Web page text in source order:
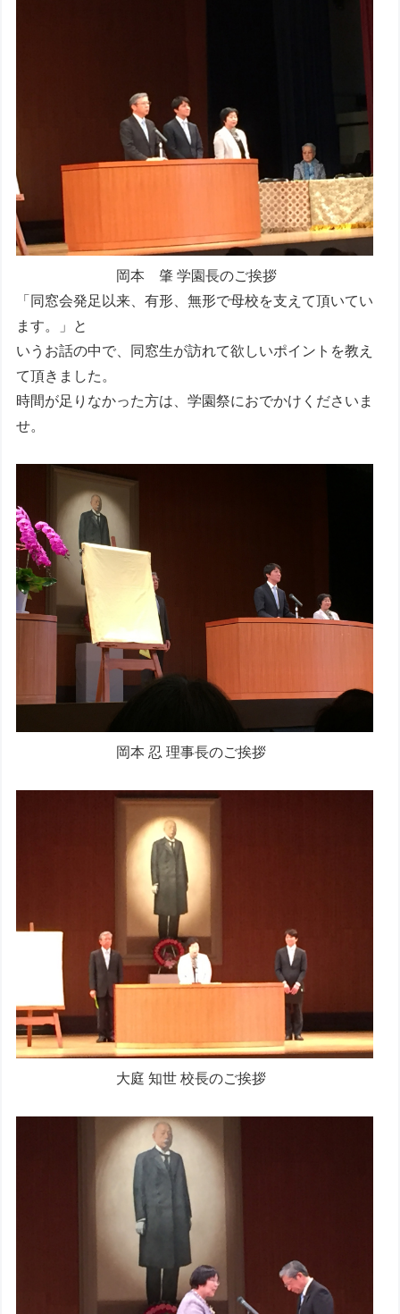
岡本 肇 学園長のご挨拶
「同窓会発足以来、有形、無形で母校を支えて頂いてい
ます。」と
いうお話の中で、同窓生が訪れて欲しいポイントを教え
て頂きました。
時間が足りなかった方は、学園祭におでかけくださいま
せ。
岡本 忍 理事長のご挨拶
大庭 知世 校長のご挨拶